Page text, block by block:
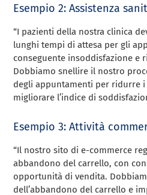
Esempio 2: Assistenza
“I pazienti della nostra clinica
lunghi tempi di attesa per gli
conseguente insoddisfazione e
Dobbiamo snellire il nostro
degli appuntamenti per ridurre
migliorare l’indice di
Esempio 3: Attività
“Il nostro sito di e-commerce
abbandono del carrello, con
opportunità di vendita.
dell’abbandono del carrello e